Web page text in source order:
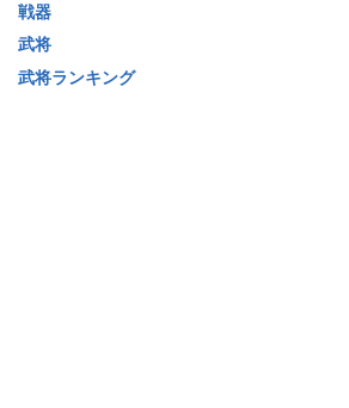
戦器
武将
武将ランキング